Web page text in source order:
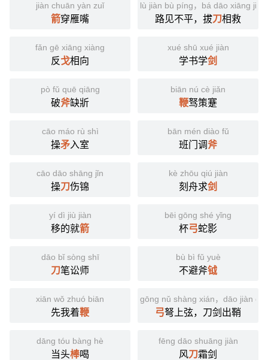
jiàn chuān yàn zuǐ
箭穿雁嘴
lù jiàn bù píng，bá dāo xiāng jiù
路见不平，拔刀相救
fǎn gē xiāng xiàng
反戈相向
xué shū xué jiàn
学书学剑
pò fǔ quē qiāng
破斧缺斨
biān nú cè jiǎn
鞭驽策蹇
cāo máo rù shì
操矛入室
bān mén diào fǔ
班门调 斧
cāo dāo shāng jǐn
操刀伤锦
kè zhōu qiú jiàn
刻舟求剑
yí dì jiù jiàn
移的就箭
bēi gōng shé yǐng
杯弓蛇影
dāo bǐ sòng shī
刀笔讼师
bù bì fǔ yuè
不避斧钺
xiān wǒ zhuó biān
先我着鞭
gōng nǔ shàng xián，dāo jiàn
弓弩上弦，刀剑出鞘
dāng tóu bàng hè
当头棒喝
fēng dāo shuāng jiàn
风刀霜剑